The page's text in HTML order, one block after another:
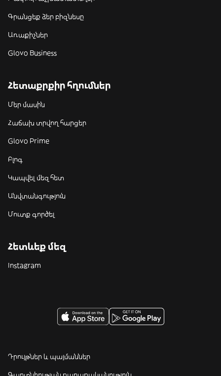
Գրանցեք ձեր բիզնեսը
Առաքիչներ
Glovo Business
Հետաքրքիր հղումներ
Մեր մասին
Հաճախ տրվող հարցեր
Glovo Prime
Բլոգ
Կապվել մեզ հետ
Անվտանգություն
Մուտք գործել
Հետևեք մեզ
Instagram
Դրույթներ և պայմաններ